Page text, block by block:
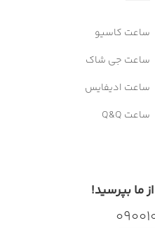
ساعت کاسیو
ساعت جی شاک
ساعت ادیفایس
ساعت Q&Q
ما بپرسید!